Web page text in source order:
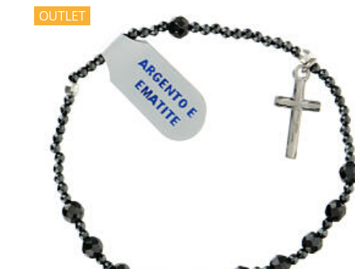
OUTLET